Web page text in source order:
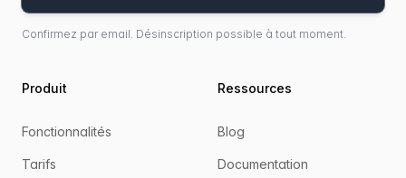
Confirmez par email. Désinscription possible à tout moment.
Produit
Fonctionnalités
Tarifs
Ressources
Blog
Documentation